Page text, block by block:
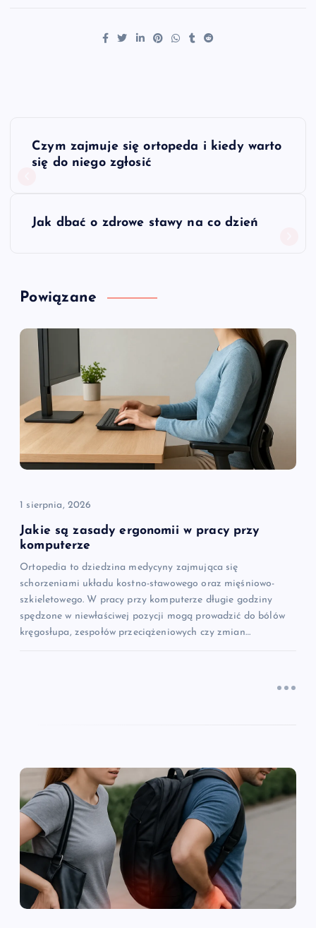
N
a
c
a
w
s
u
Czym zajmuje się ortopeda i kiedy warto
się do niego zgłosić
Jak dbać o zdrowe stawy na co dzień
Powiązane
1 sierpnia, 2026
Jakie są zasady ergonomii w pracy przy
komputerze
Ortopedia to dziedzina medycyny zajmująca się
schorzeniami układu kostno-stawowego oraz mięśniowo-
szkieletowego. W pracy przy komputerze długie godziny
spędzone w niewłaściwej pozycji mogą prowadzić do bólów
kręgosłupa, zespołów przeciążeniowych czy zmian…